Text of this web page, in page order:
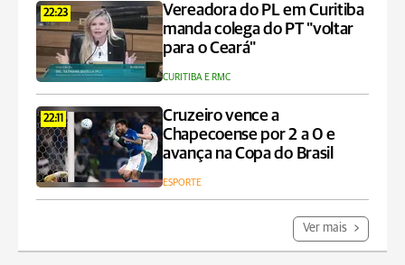
22:23
Vereadora do PL em Curitiba
manda colega do PT "voltar
para o Ceará"
CURITIBA E RMC
22:11
Cruzeiro vence a
Chapecoense por 2 a 0 e
avança na Copa do Brasil
ESPORTE
Ver mais